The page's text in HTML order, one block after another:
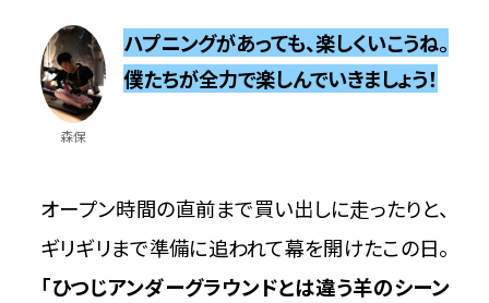
森保
ハプニングがあっても、楽しくいこうね。
僕たちが全力で楽しんでいきましょう！
オープン時間の直前まで買い出しに走ったりと、
ギリギリまで準備に追われて幕を開けたこの日。
「ひつじアンダーグラウンドとは違う羊のシーン